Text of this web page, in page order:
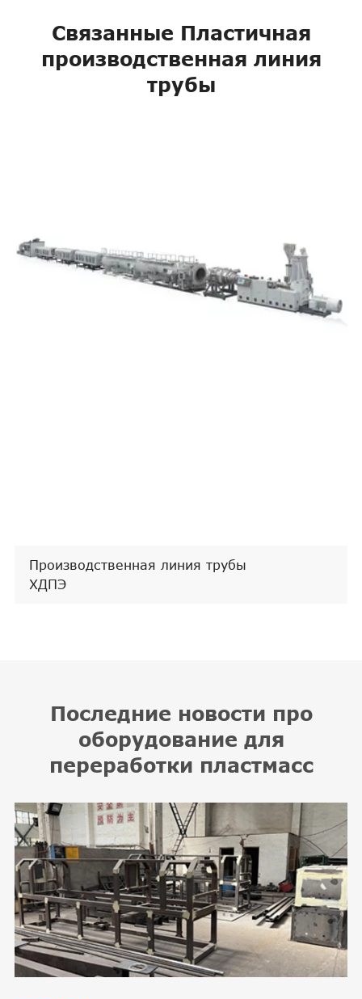
Связанные Пластичная
производственная линия
трубы
Производственная линия трубы
ПВК
Последние новости про
оборудование для
переработки пластмасс